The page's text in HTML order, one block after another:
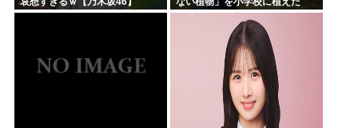
→20年経って見に行くと…
「！？」衝撃の光景が・・・